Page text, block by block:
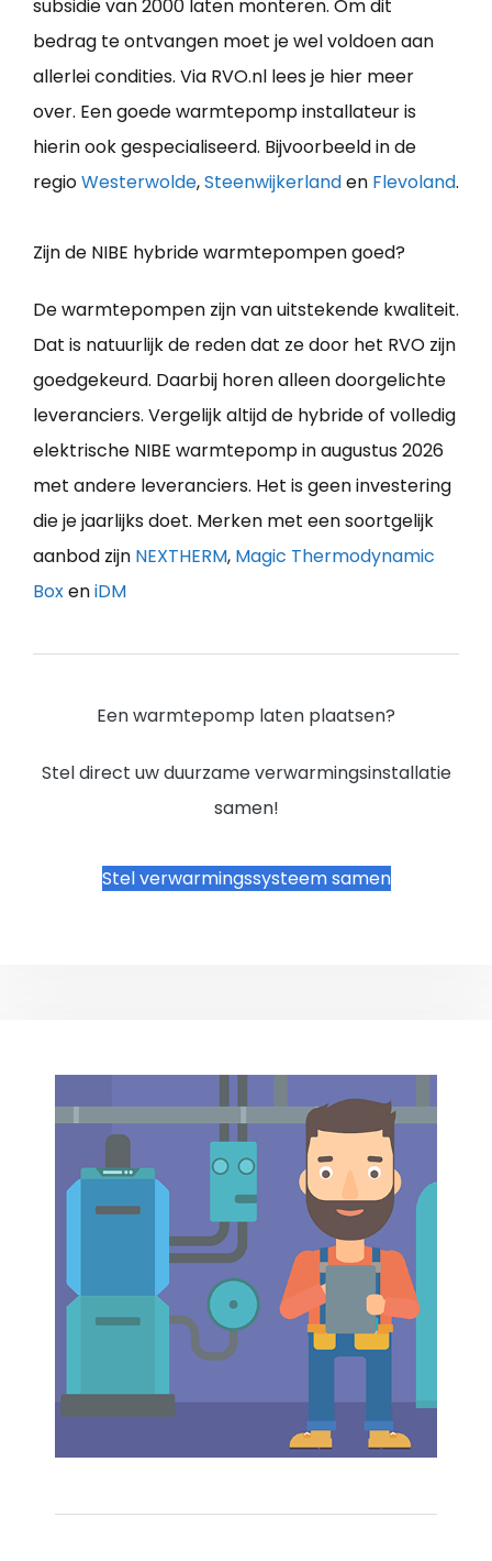
subsidie van 2000 laten monteren. Om dit
bedrag te ontvangen moet je wel voldoen aan
allerlei condities. Via RVO.nl lees je hier meer
over. Een goede warmtepomp installateur is
hierin ook gespecialiseerd. Bijvoorbeeld in de
regioWesterwolde,Steenwijkerlanden Flevoland.
Zijn de NIBE hybride warmtepompen goed?
De warmtepompen zijn van uitstekende kwaliteit.
Dat is natuurlijk de reden dat ze door het RVO zijn
goedgekeurd. Daarbij horen alleen doorgelichte
leveranciers. Vergelijk altijd de hybride of volledig
elektrische NIBE warmtepomp in augustus 2026
met andere leveranciers. Het is geen investering
die je jaarlijks doet. Merken met een soortgelijk
aanbod zijn NEXTHERM, Magic Thermodynamic
BoxeniDM
Een warmtepomp laten plaatsen?
Stel direct uw duurzame verwarmingsinstallatie
samen!
Stel verwarmingssysteem samen